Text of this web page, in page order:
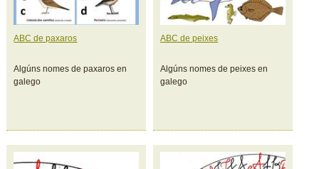
ABC de paxaros
Algúns nomes de paxaros en
galego
ABC de peixes
Algúns nomes de peixes en
galego